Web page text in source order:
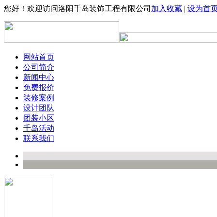
您好！欢迎访问洛阳千岛装饰工程有限公司 加入收藏 | 设为首
网站首页
公司简介
新闻中心
免费报价
装修案例
设计团队
团装小区
千岛活动
联系我们